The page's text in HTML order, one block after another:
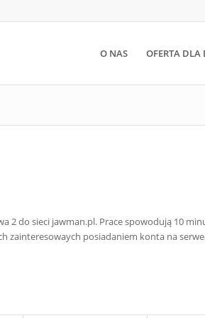
O NAS OFERTA DLA
2 do sieci jawman.pl. Prace spowodują 10
zainteresowaych posiadaniem konta na